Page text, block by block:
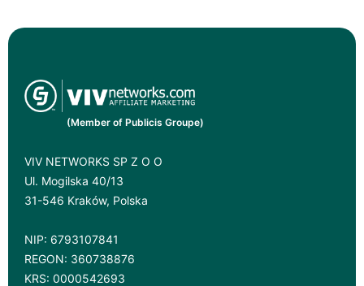
(Member of Publicis Groupe)
VIV NETWORKS SP Z O O
Ul. Mogilska 40/13
31-546 Kraków, Polska
NIP: 6793107841
REGON: 360738876
KRS: 0000542693